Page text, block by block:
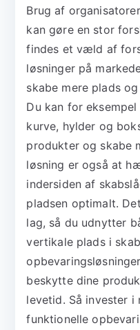
Brug af
kan gøre en stor
findes et væld af
løsninger på
skabe mere plads
Du kan for
kurve, hylder og
produkter og skabe
løsning er også at
indersiden af
pladsen optimalt.
lag, så du udnytter
vertikale plads i
beskytte dine
levetid. Så invester i
funktionelle